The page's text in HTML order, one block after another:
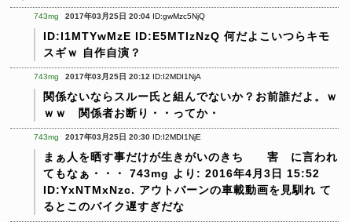
743mg 2017年03月25日 20:04 ID:gwMzc5NjQ
ID:I1MTYwMzE ID:E5MTIzNzQ 何だよこいつらキモ
スギｗ
自作自演？
743mg 2017年03月25日 20:12 ID:I2MDI1NjA
関係ないならスルー氏と組んでないか？お前誰だよ。ｗ
ｗｗ 関係者お断り・・ってか・
743mg 2017年03月25日 20:30 ID:I2MDI1NjE
まぁ人を晒す事だけが生きがいのきち 害 に言われ
てもなぁ・・・
743mg より: 2016年4月3日 15:52
ID:YxNTMxNzc. アウトバーンの車載動画を見馴れ て
るとこのバイク遅すぎだな